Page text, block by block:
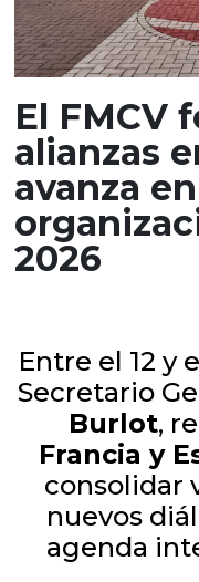
El FMCV
alianzas
avanza
2026
Entre el 12 y
Secretario
Burlot,
Francia y
consolidar
nuevos
agenda